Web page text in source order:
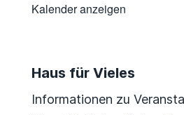
Kalender anzeigen
Haus für Vieles
Informationen zu